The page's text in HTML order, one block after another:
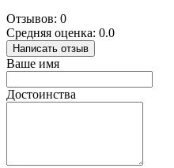
Отзывов: 0
Средняя оценка: 0.0
Написать отзыв
Ваше имя
Достоинства